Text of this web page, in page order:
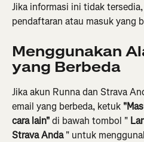
Jika informasi ini tidak
pendaftaran atau masuk yang
Menggunakan
yang Berbeda
Jika akun Runna dan Strava
email yang berbeda, ketuk
cara lain" di bawah tombol "
Strava Anda " untuk